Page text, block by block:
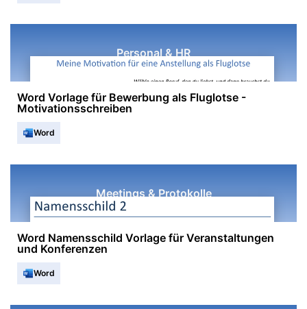
Personal & HR
Word Vorlage für Bewerbung als Fluglotse -
Motivationsschreiben
Word
Meetings & Protokolle
Word Namensschild Vorlage für Veranstaltungen
und Konferenzen
Word